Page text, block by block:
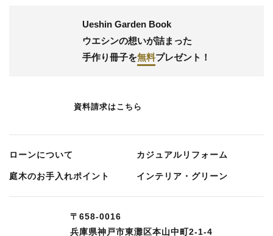
Ueshin Garden Book
ウエシンの想いが詰まった
手作り冊子を無料プレゼント！
資料請求はこちら
ローンについて カジュアルリフォーム
庭⽊のお⼿⼊れポイント インテリア・グリーン
〒658-0016
兵庫県神戸市東灘区本山中町2-1-4